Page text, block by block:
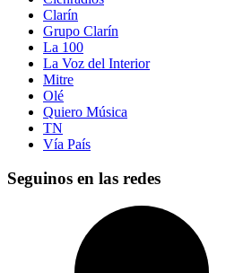
Clarín
Grupo Clarín
La 100
La Voz del Interior
Mitre
Olé
Quiero Música
TN
Vía País
Seguinos en las redes